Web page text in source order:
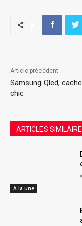
Article précédent
Samsung Qled,
chic
ARTICLES
A la une